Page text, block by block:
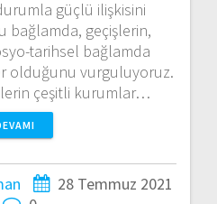
güçlü ilişkisini
bağlamda, geçişlerin,
tarihsel bağlamda
olduğunu vurguluyoruz.
çeşitli kurumlar…
28 Temmuz 2021